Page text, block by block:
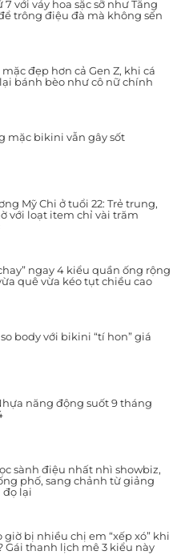
với váy hoa sặc sỡ như Tăng
trông điệu đà mà không sến
đẹp hơn cả Gen Z, khi cá
bánh bèo như cô nữ chính
mặc bikini vẫn gây sốt
Mỹ Chi ở tuổi 22: Trẻ trung,
với loạt item chỉ vài trăm
ngay 4 kiểu quần ống rộng
quê vừa kéo tụt chiều cao
body với bikini “tí hon” giá
năng động suốt 9 tháng
sành điệu nhất nhì showbiz,
phố, sang chảnh từ giảng
đọ lại
giờ bị nhiều chị em “xếp xó” khi
Gái thanh lịch mê 3 kiểu này